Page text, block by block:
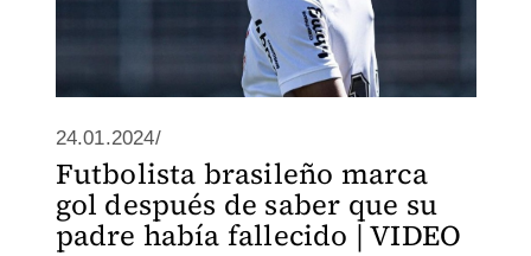
24.01.2024/
Futbolista brasileño marca
gol después de saber que su
padre había fallecido | VIDEO